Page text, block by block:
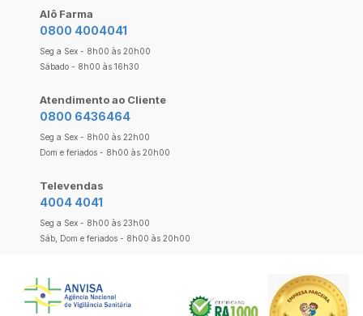
Alô Farma
0800 4004041
Seg a Sex - 8h00 às 20h00
Sábado - 8h00 às 16h30
Atendimento ao Cliente
0800 6436464
Seg a Sex - 8h00 às 22h00
Dom e feriados - 8h00 às 20h00
Televendas
4004 4041
Seg a Sex - 8h00 às 23h00
Sáb, Dom e feriados - 8h00 às 20h00